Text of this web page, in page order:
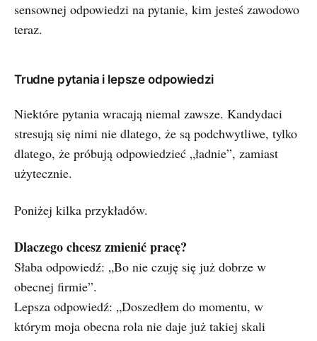
sensownej odpowiedzi na pytanie, kim jesteś zawodowo
teraz.
Trudne pytania i lepsze odpowiedzi
Niektóre pytania wracają niemal zawsze. Kandydaci
stresują się nimi nie dlatego, że są podchwytliwe, tylko
dlatego, że próbują odpowiedzieć „ładnie”, zamiast
użytecznie.
Poniżej kilka przykładów.
Dlaczego chcesz zmienić pracę?
Słaba odpowiedź: „Bo nie czuję się już dobrze w
obecnej firmie”.
Lepsza odpowiedź: „Doszedłem do momentu, w
którym moja obecna rola nie daje już takiej skali